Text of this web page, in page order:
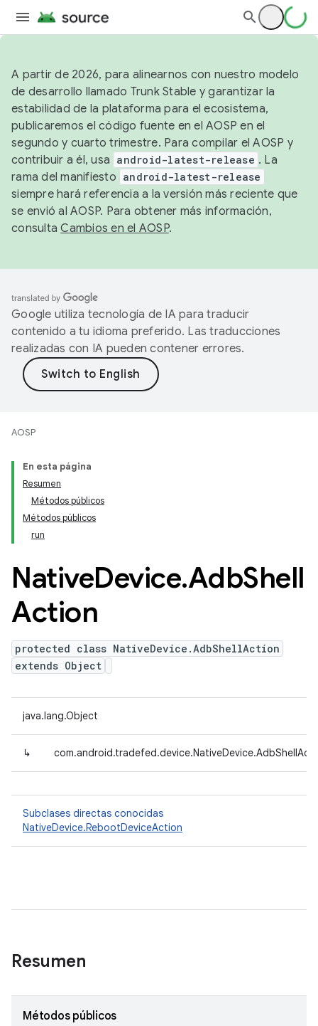
A partir de 2026, para alinearnos con nuestro modelo
de desarrollo llamado Trunk Stable y garantizar la
estabilidad de la plataforma para el ecosistema,
publicaremos el código fuente en el AOSP en el
segundo y cuarto trimestre. Para compilar el AOSP y
contribuir a él, usa android-latest-release . La
rama del manifiesto android-latest-release
siempre hará referencia a la versión más reciente que
se envió al AOSP. Para obtener más información,
consultaCambios en el AOSP.
Google utiliza tecnología de IA para traducir
contenido a tu idioma preferido. Las traducciones
realizadas con IA pueden contener errores.
AOSP
En esta página
Resumen
Métodos públicos
Métodos públicos
run
NativeDevice.AdbShell
Action
protected class NativeDevice.AdbShellAction
extends Object
java.lang.Object
↳
Subclases directas conocidas
NativeDevice.RebootDeviceAction
Resumen
Métodos públicos